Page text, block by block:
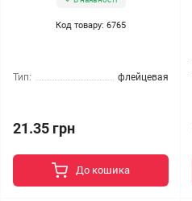
Код товару: 6765
Тип: флейцевая
21.35 грн
До кошика